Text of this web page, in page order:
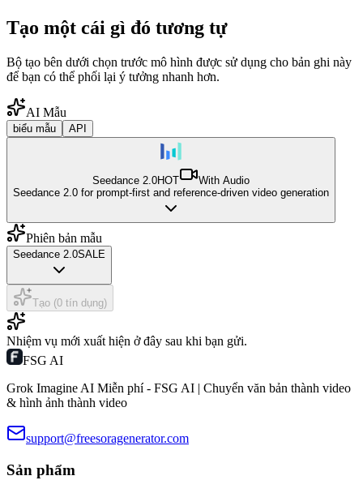
Tạo một cái gì đó tương tự
Bộ tạo bên dưới chọn trước mô hình được sử dụng cho bản ghi này
để bạn có thể phối lại ý tưởng nhanh hơn.
AI Mẫu
biểu mẫu API
Seedance 2.0HOT
With Audio
Seedance 2.0 for prompt-first and reference-driven video generation
Phiên bản mẫu
Seedance 2.0SALE
Tạo (0 tín dụng)
Nhiệm vụ mới xuất hiện ở đây sau khi bạn gửi.
FSG AI
Grok Imagine AI Miễn phí - FSG AI | Chuyển văn bản thành video
& hình ảnh thành video
support@freesoragenerator.com
Sản phẩm